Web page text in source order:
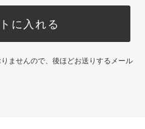
に入れる
ませんので、後ほどお送りするメール